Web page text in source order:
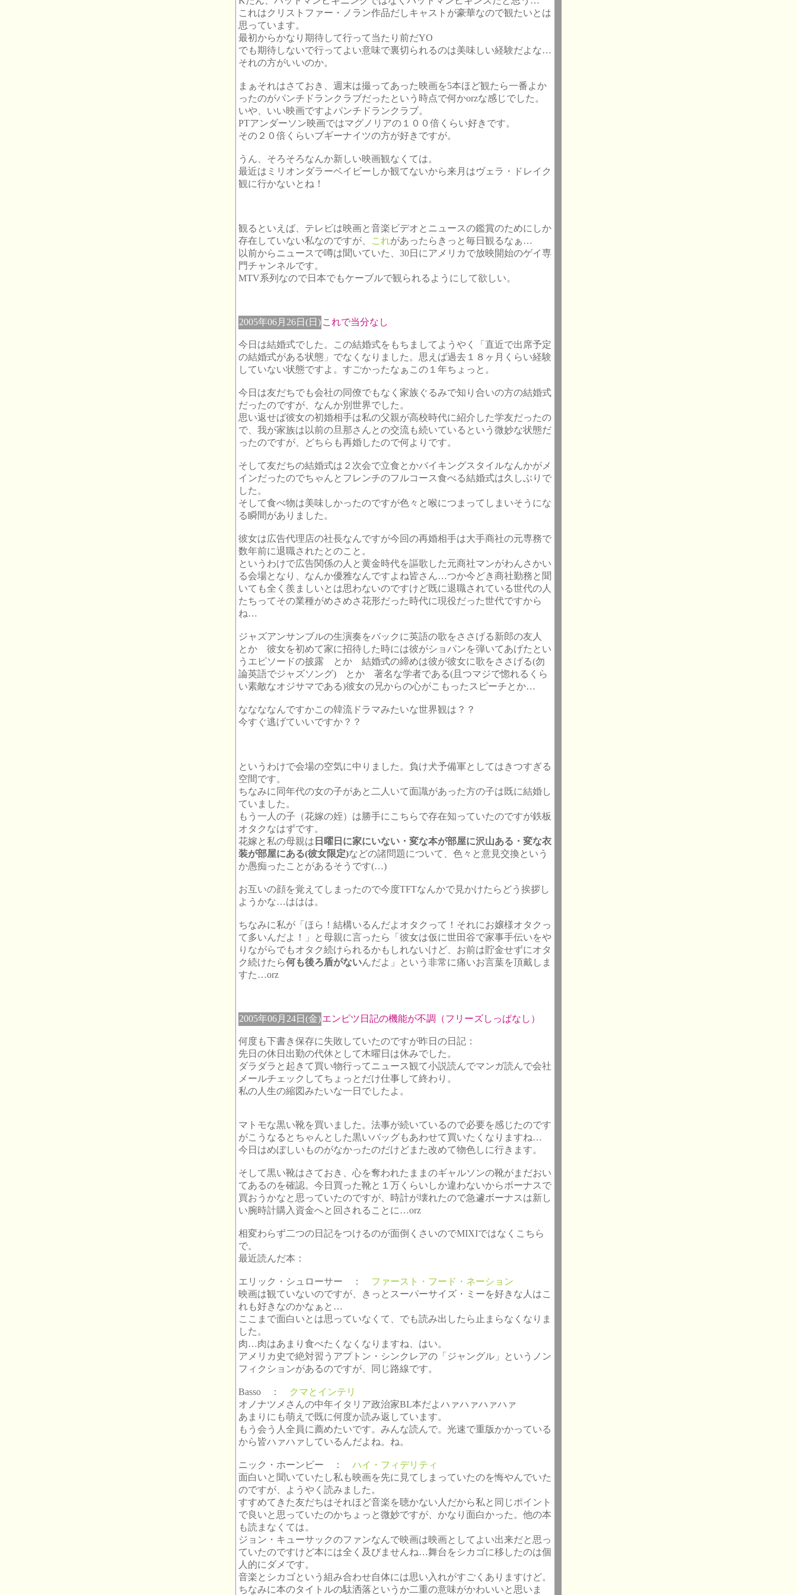
これはクリストファー・ノラン作品だしキャストが豪華なので観たいとは
思っています。
最初からかなり期待して行って当たり前だYO
でも期待しないで行ってよい意味で裏切られるのは美味しい経験だよな…
それの方がいいのか。
まぁそれはさておき、週末は撮ってあった映画を5本ほど観たら一番よか
ったのがパンチドランクラブだったという時点で何かorzな感じでした。
いや、いい映画ですよパンチドランクラブ。
PTアンダーソン映画ではマグノリアの１００倍くらい好きです。
その２０倍くらいブギーナイツの方が好きですが。
うん、そろそろなんか新しい映画観なくては。
最近はミリオンダラーベイビーしか観てないから来月はヴェラ・ドレイク
観に行かないとね！
観るといえば、テレビは映画と音楽ビデオとニュースの鑑賞のためにしか
存在していない私なのですが、
これがあったらきっと毎日観るなぁ…
以前からニュースで噂は聞いていた、30日にアメリカで放映開始のゲイ専
門チャンネルです。
MTV系列なので日本でもケーブルで観られるようにして欲しい。
2005年06月26日(日) これで当分なし
今日は結婚式でした。この結婚式をもちましてようやく「直近で出席予定
の結婚式がある状態」でなくなりました。思えば過去１８ヶ月くらい経験
していない状態ですよ。すごかったなぁこの１年ちょっと。
今日は友だちでも会社の同僚でもなく家族ぐるみで知り合いの方の結婚式
だったのですが、なんか別世界でした。
思い返せば彼女の初婚相手は私の父親が高校時代に紹介した学友だったの
で、我が家族は以前の旦那さんとの交流も続いているという微妙な状態だ
ったのですが、どちらも再婚したので何よりです。
そして友だちの結婚式は２次会で立食とかバイキングスタイルなんかがメ
インだったのでちゃんとフレンチのフルコース食べる結婚式は久しぶりで
した。
そして食べ物は美味しかったのですが色々と喉につまってしまいそうにな
る瞬間がありました。
彼女は広告代理店の社長なんですが今回の再婚相手は大手商社の元専務で
数年前に退職されたとのこと。
というわけで広告関係の人と黄金時代を謳歌した元商社マンがわんさかい
る会場となり、なんか優雅なんですよね皆さん…つか今どき商社勤務と聞
いても全く羨ましいとは思わないのですけど既に退職されている世代の人
たちってその業種がめさめさ花形だった時代に現役だった世代ですから
ね…
ジャズアンサンブルの生演奏をバックに英語の歌をささげる新郎の友人
とか 彼女を初めて家に招待した時には彼がショパンを弾いてあげたとい
うエピソードの披露 とか 結婚式の締めは彼が彼女に歌をささげる(勿
論英語でジャズソング) とか 著名な学者である(且つマジで惚れるくら
い素敵なオジサマである)彼女の兄からの心がこもったスピーチとか…
ななななんですかこの韓流ドラマみたいな世界観は？？
今すぐ逃げていいですか？？
というわけで会場の空気に中りました。負け犬予備軍としてはきつすぎる
空間です。
ちなみに同年代の女の子があと二人いて面識があった方の子は既に結婚し
ていました。
もう一人の子（花嫁の姪）は勝手にこちらで存在知っていたのですが鉄板
オタクなはずです。
花嫁と私の母親は 日曜日に家にいない・変な本が部屋に沢山ある・変な衣
装が部屋にある(彼女限定)などの諸問題について、色々と意見交換という
か愚痴ったことがあるそうです(…)
お互いの顔を覚えてしまったので今度TFTなんかで見かけたらどう挨拶し
ようかな…ははは。
ちなみに私が「ほら！結構いるんだよオタクって！それにお嬢様オタクっ
て多いんだよ！」と母親に言ったら「彼女は仮に世田谷で家事手伝いをや
りながらでもオタク続けられるかもしれないけど、お前は貯金せずにオタ
ク続けたら何も後ろ盾がないんだよ」という非常に痛いお言葉を頂戴しま
すた…orz
2005年06月24日(金)エンピツ日記の機能が不調（フリーズしっぱなし）
何度も下書き保存に失敗していたのですが昨日の日記：
先日の休日出勤の代休として木曜日は休みでした。
ダラダラと起きて買い物行ってニュース観て小説読んでマンガ読んで会社
メールチェックしてちょっとだけ仕事して終わり。
私の人生の縮図みたいな一日でしたよ。
マトモな黒い靴を買いました。法事が続いているので必要を感じたのです
がこうなるとちゃんとした黒いバッグもあわせて買いたくなりますね…
今日はめぼしいものがなかったのだけどまた改めて物色しに行きます。
そして黒い靴はさておき、心を奪われたままのギャルソンの靴がまだおい
てあるのを確認。今日買った靴と１万くらいしか違わないからボーナスで
買おうかなと思っていたのですが、時計が壊れたので急遽ボーナスは新し
い腕時計購入資金へと回されることに…orz
相変わらず二つの日記をつけるのが面倒くさいのでMIXIではなくこちら
で。
最近読んだ本：
エリック・シュローサー ： ファースト・フード・ネーション
映画は観ていないのですが、きっとスーパーサイズ・ミーを好きな人はこ
れも好きなのかなぁと…
ここまで面白いとは思っていなくて、でも読み出したら止まらなくなりま
した。
肉…肉はあまり食べたくなくなりますね、はい。
アメリカ史で絶対習うアプトン・シンクレアの「ジャングル」というノン
フィクションがあるのですが、同じ路線です。
Basso ：
クマとインテリ
オノナツメさんの中年イタリア政治家BL本だよハァハァハァハァ
あまりにも萌えで既に何度か読み返しています。
もう会う人全員に薦めたいです。みんな読んで。光速で重版かかっている
から皆ハァハァしているんだよね。ね。
ニック・ホーンビー ： ハイ・フィデリティ
面白いと聞いていたし私も映画を先に見てしまっていたのを悔やんでいた
のですが、ようやく読みました。
すすめてきた友だちはそれほど音楽を聴かない人だから私と同じポイント
で良いと思っていたのかちょっと微妙ですが、かなり面白かった。他の本
も読まなくては。
ジョン・キューサックのファンなんで映画は映画としてよい出来だと思っ
ていたのですけど本には全く及びませんね…舞台をシカゴに移したのは個
人的にダメです。
音楽とシカゴという組み合わせ自体には思い入れがすごくありますけど。
ちなみに本のタイトルの駄洒落というか二重の意味がかわいいと思いま